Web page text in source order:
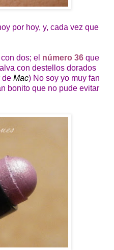
por hoy, y, cada vez que
dos; el número 36 que
con destellos dorados
de Mac) No soy yo muy fan
bonito que no pude evitar